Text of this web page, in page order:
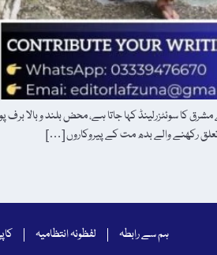
کا سوئٹزرلینڈ کہا جاتا ہے، محض بلند و بالا
رکھنے والے بدھ مت کے پیروکاروں […]
ہم سے رابطہ لفظونہ انتظامیہ